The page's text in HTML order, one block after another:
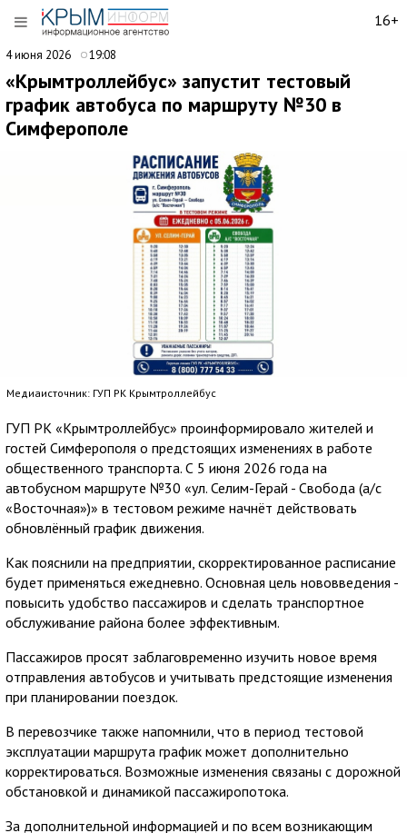
16+
4 июня 2026 19:08
«Крымтроллейбус» запустит тестовый
график автобуса по маршруту №30 в
Симферополе
Медиаисточник: ГУП РК Крымтроллейбус
ГУП РК «Крымтроллейбус» проинформировало жителей и
гостей Симферополя о предстоящих изменениях в работе
общественного транспорта. С 5 июня 2026 года на
автобусном маршруте №30 «ул. Селим-Герай - Свобода (а/с
«Восточная»)» в тестовом режиме начнёт действовать
обновлённый график движения.
Как пояснили на предприятии, скорректированное расписание
будет применяться ежедневно. Основная цель нововведения -
повысить удобство пассажиров и сделать транспортное
обслуживание района более эффективным.
Пассажиров просят заблаговременно изучить новое время
отправления автобусов и учитывать предстоящие изменения
при планировании поездок.
В перевозчике также напомнили, что в период тестовой
эксплуатации маршрута график может дополнительно
корректироваться. Возможные изменения связаны с дорожной
обстановкой и динамикой пассажиропотока.
За дополнительной информацией и по всем возникающим